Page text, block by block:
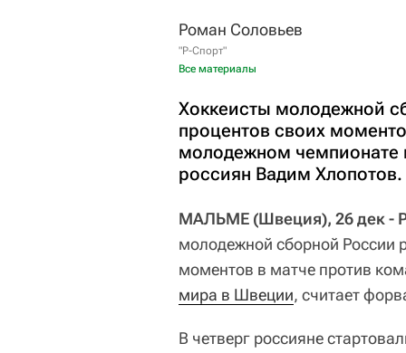
Роман Соловьев
"Р-Спорт"
Все материалы
Хоккеисты молодежной
процентов своих
молодежном
россиян Вадим Хлопотов.
МАЛЬМЕ (Швеция), 26 дек -
молодежной сборной России
моментов в матче против
мира в Швеции, считает
В четверг россияне